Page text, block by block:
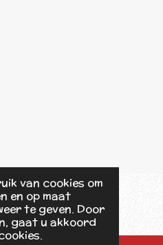
van cookies om
en op maat
te geven. Door
gaat u akkoord